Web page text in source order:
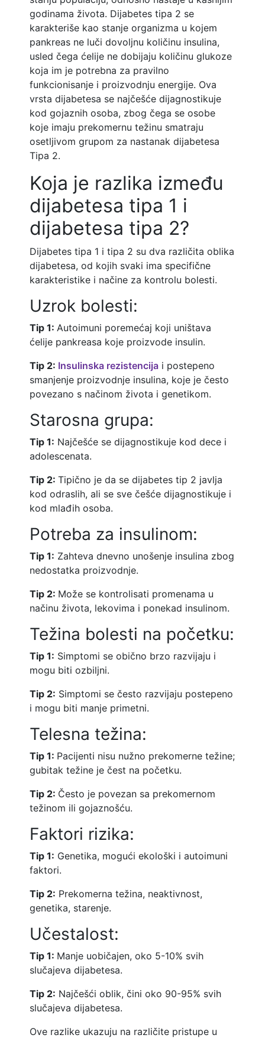
godinama života. Dijabetes tipa 2 se
karakteriše kao stanje organizma u kojem
pankreas ne luči dovoljnu količinu insulina,
usled čega ćelije ne dobijaju količinu glukoze
koja im je potrebna za pravilno
funkcionisanje i proizvodnju energije. Ova
vrsta dijabetesa se najčešće dijagnostikuje
kod gojaznih osoba, zbog čega se osobe
koje imaju prekomernu težinu smatraju
osetljivom grupom za nastanak dijabetesa
Tipa 2.
Koja je razlika između
dijabetesa tipa 1 i
dijabetesa tipa 2?
Dijabetes tipa 1 i tipa 2 su dva različita oblika
dijabetesa, od kojih svaki ima specifične
karakteristike i načine za kontrolu bolesti.
Uzrok bolesti:
Tip 1: Autoimuni poremećaj koji uništava
ćelije pankreasa koje proizvode insulin.
Tip 2: Insulinska rezistencija i postepeno
smanjenje proizvodnje insulina, koje je često
povezano s načinom života i genetikom.
Starosna grupa:
Tip 1: Najčešće se dijagnostikuje kod dece i
adolescenata.
Tip 2: Tipično je da se dijabetes tip 2 javlja
kod odraslih, ali se sve češće dijagnostikuje i
kod mlađih osoba.
Potreba za insulinom:
Tip 1: Zahteva dnevno unošenje insulina zbog
nedostatka proizvodnje.
Tip 2: Može se kontrolisati promenama u
načinu života, lekovima i ponekad insulinom.
Težina bolesti na početku:
Tip 1: Simptomi se obično brzo razvijaju i
mogu biti ozbiljni.
Tip 2: Simptomi se često razvijaju postepeno
i mogu biti manje primetni.
Telesna težina:
Tip 1: Pacijenti nisu nužno prekomerne težine;
gubitak težine je čest na početku.
Tip 2: Često je povezan sa prekomernom
težinom ili gojaznošću.
Faktori rizika:
Tip 1: Genetika, mogući ekološki i autoimuni
faktori.
Tip 2: Prekomerna težina, neaktivnost,
genetika, starenje.
Učestalost:
Tip 1: Manje uobičajen, oko 5-10% svih
slučajeva dijabetesa.
Tip 2: Najčešći oblik, čini oko 90-95% svih
slučajeva dijabetesa.
Ove razlike ukazuju na različite pristupe u